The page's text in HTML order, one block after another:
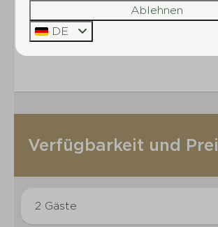
Café
sofort der Zugang zu unserer
und sie erhalten keine
Verfügbarkeit und
2 Gäste
Ablehnen
DE